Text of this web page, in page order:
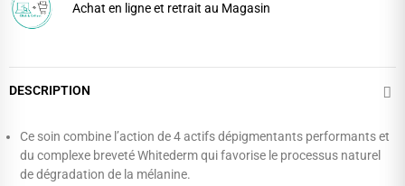
Achat en ligne et retrait au Magasin
DESCRIPTION
Ce soin combine l’action de 4 actifs dépigmentants performants et
du complexe breveté Whitederm qui favorise le processus naturel
de dégradation de la mélanine.